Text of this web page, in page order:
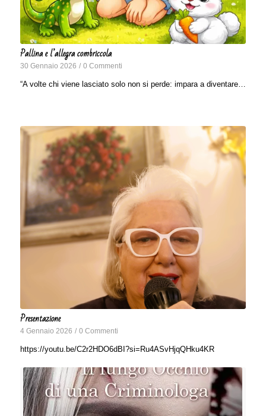
Pallina e l’allegra combriccola
30 Gennaio 2026 / 0 Commenti
“A volte chi viene lasciato solo non si perde: impara a diventare…
Presentazione
4 Gennaio 2026 / 0 Commenti
https://youtu.be/C2r2HDO6dBI?si=Ru4ASvHjqQHku4KR